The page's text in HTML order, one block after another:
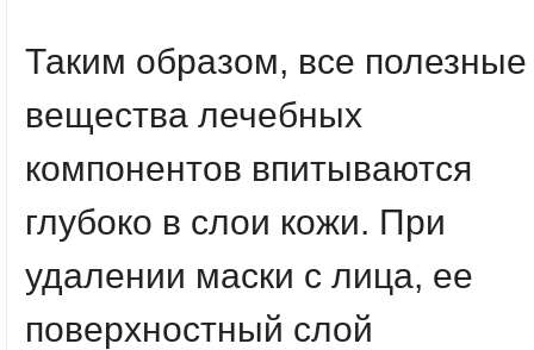
Таким образом, все полезные
вещества лечебных
компонентов впитываются
глубоко в слои кожи. При
удалении маски с лица, ее
поверхностный слой